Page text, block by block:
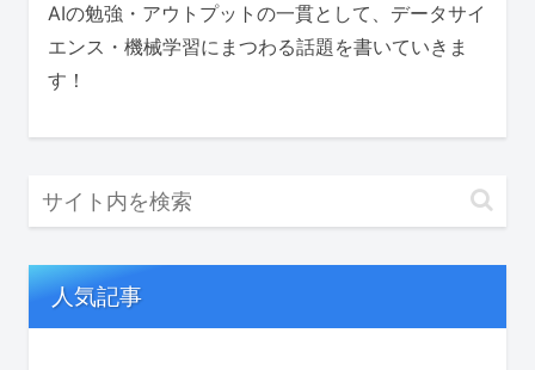
AIの勉強・アウトプットの一貫として、データサイ
エンス・機械学習にまつわる話題を書いていきま
す！
人気記事